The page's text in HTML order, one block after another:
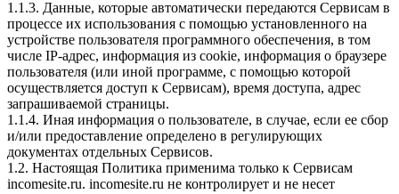
1.1.3. Данные, которые автоматически передаются Сервисам в
процессе их использования с помощью установленного на
устройстве пользователя программного обеспечения, в том
числе IP-адрес, информация из cookie, информация о браузере
пользователя (или иной программе, с помощью которой
осуществляется доступ к Сервисам), время доступа, адрес
запрашиваемой страницы.
1.1.4. Иная информация о пользователе, в случае, если ее сбор
и/или предоставление определено в регулирующих
документах отдельных Сервисов.
1.2. Настоящая Политика применима только к Сервисам
incomesite.ru. incomesite.ru не контролирует и не несет